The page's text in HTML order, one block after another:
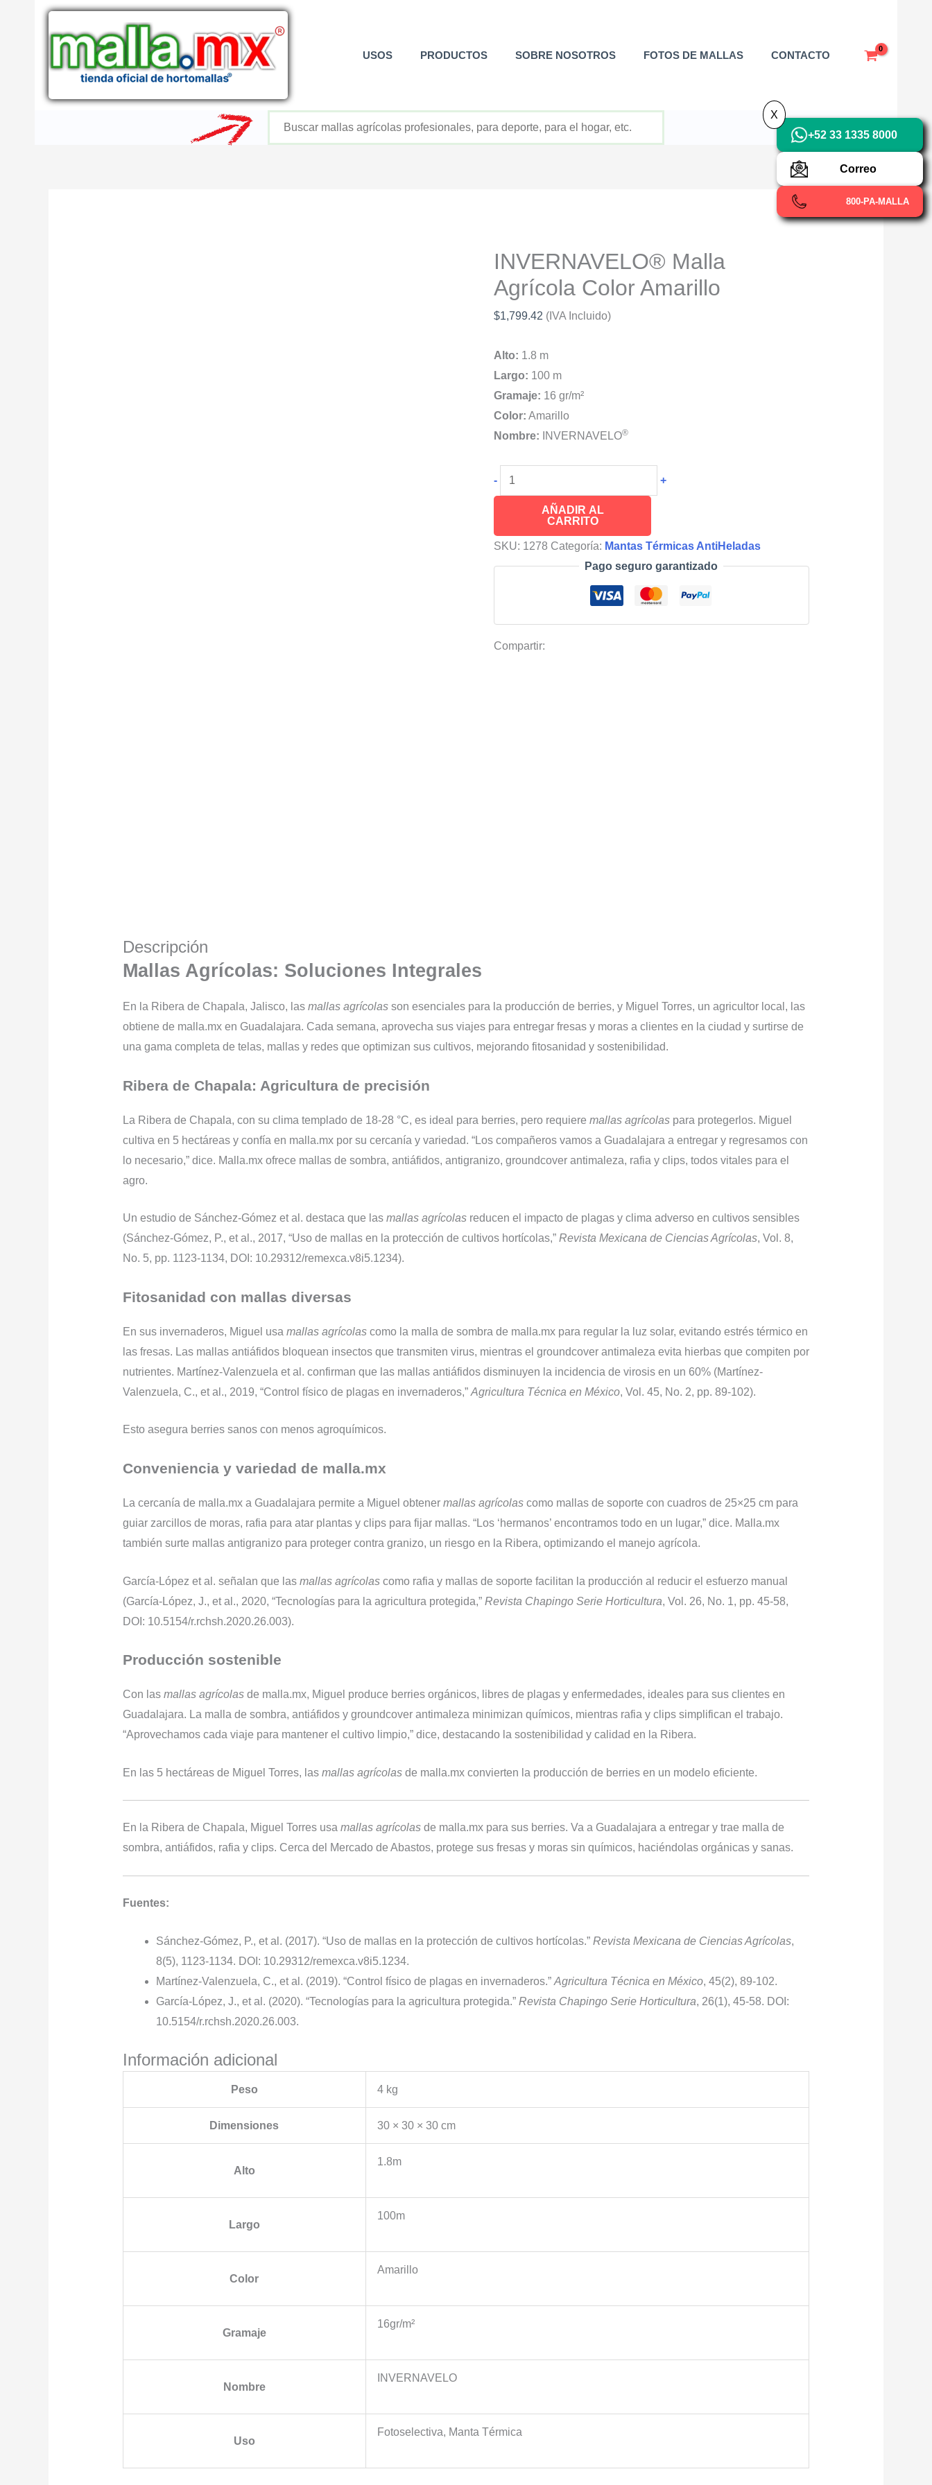
contenido
USOS PRODUCTOS SOBRE NOSOTROS FOTOS DE MALLAS CONTACTO
INVERNAVELO® Malla
Agrícola Color Amarillo
$1,799.42 (IVA Incluido)
Alto: 1.8 m
Largo: 100 m
Gramaje: 16 gr/m²
Color: Amarillo
Nombre: INVERNAVELO®
-
INVERNAVELO®
Malla
Color
+
AÑADIR AL
CARRITO
SKU: 1278 Categoría: Mantas Térmicas AntiHeladas
Pago seguro garantizado
Compartir:
Descripción
Mallas Agrícolas: Soluciones Integrales
En la Ribera de Chapala, Jalisco, las mallas agrícolasson esenciales para la producción de berries, y Miguel Torres, un agricultor local, las
obtiene de malla.mx en Guadalajara. Cada semana, aprovecha sus viajes para entregar fresas y moras a clientes en la ciudad y surtirse de
una gama completa de telas, mallas y redes que optimizan sus cultivos, mejorando fitosanidad y sostenibilidad.
Ribera de Chapala: Agricultura de precisión
La Ribera de Chapala, con su clima templado de 18-28 °C, es ideal para berries, pero requiere mallas agrícolaspara protegerlos. Miguel
cultiva en 5 hectáreas y confía en malla.mx por su cercanía y variedad. “Los compañeros vamos a Guadalajara a entregar y regresamos con
lo necesario,” dice. Malla.mx ofrece mallas de sombra, antiáfidos, antigranizo, groundcover antimaleza, rafia y clips, todos vitales para el
agro.
Un estudio de Sánchez-Gómez et al. destaca que las mallas agrícolasreducen el impacto de plagas y clima adverso en cultivos sensibles
(Sánchez-Gómez, P., et al., 2017, “Uso de mallas en la protección de cultivos hortícolas,” Revista Mexicana de Ciencias Agrícolas, Vol. 8,
No. 5, pp. 1123-1134, DOI: 10.29312/remexca.v8i5.1234).
Fitosanidad con mallas diversas
En sus invernaderos, Miguel usa mallas agrícolascomo la malla de sombra de malla.mx para regular la luz solar, evitando estrés térmico en
las fresas. Las mallas antiáfidos bloquean insectos que transmiten virus, mientras el groundcover antimaleza evita hierbas que compiten por
nutrientes. Martínez-Valenzuela et al. confirman que las mallas antiáfidos disminuyen la incidencia de virosis en un 60% (Martínez-
Valenzuela, C., et al., 2019, “Control físico de plagas en invernaderos,” Agricultura Técnica en México, Vol. 45, No. 2, pp. 89-102).
Esto asegura berries sanos con menos agroquímicos.
Conveniencia y variedad de malla.mx
La cercanía de malla.mx a Guadalajara permite a Miguel obtener mallas agrícolascomo mallas de soporte con cuadros de 25×25 cm para
guiar zarcillos de moras, rafia para atar plantas y clips para fijar mallas. “Los ‘hermanos’ encontramos todo en un lugar,” dice. Malla.mx
también surte mallas antigranizo para proteger contra granizo, un riesgo en la Ribera, optimizando el manejo agrícola.
García-López et al. señalan que las mallas agrícolascomo rafia y mallas de soporte facilitan la producción al reducir el esfuerzo manual
(García-López, J., et al., 2020, “Tecnologías para la agricultura protegida,” Revista Chapingo Serie Horticultura, Vol. 26, No. 1, pp. 45-58,
DOI: 10.5154/r.rchsh.2020.26.003).
Producción sostenible
Con las mallas agrícolasde malla.mx, Miguel produce berries orgánicos, libres de plagas y enfermedades, ideales para sus clientes en
Guadalajara. La malla de sombra, antiáfidos y groundcover antimaleza minimizan químicos, mientras rafia y clips simplifican el trabajo.
“Aprovechamos cada viaje para mantener el cultivo limpio,” dice, destacando la sostenibilidad y calidad en la Ribera.
En las 5 hectáreas de Miguel Torres, las mallas agrícolasde malla.mx convierten la producción de berries en un modelo eficiente.
En la Ribera de Chapala, Miguel Torres usa mallas agrícolasde malla.mx para sus berries. Va a Guadalajara a entregar y trae malla de
sombra, antiáfidos, rafia y clips. Cerca del Mercado de Abastos, protege sus fresas y moras sin químicos, haciéndolas orgánicas y sanas.
Fuentes:
Sánchez-Gómez, P., et al. (2017). “Uso de mallas en la protección de cultivos hortícolas.” Revista Mexicana de Ciencias Agrícolas,
8(5), 1123-1134. DOI: 10.29312/remexca.v8i5.1234.
Martínez-Valenzuela, C., et al. (2019). “Control físico de plagas en invernaderos.” Agricultura Técnica en México, 45(2), 89-102.
García-López, J., et al. (2020). “Tecnologías para la agricultura protegida.” Revista Chapingo Serie Horticultura, 26(1), 45-58. DOI:
10.5154/r.rchsh.2020.26.003.
Información adicional
Peso 4 kg
Dimensiones 30 × 30 × 30 cm
Alto
1.8m
Largo
100m
Color
Amarillo
Gramaje
16gr/m²
Nombre
INVERNAVELO
Uso
Fotoselectiva, Manta Térmica
+52 33 1335 8000
Correo
800-PA-MALLA
X